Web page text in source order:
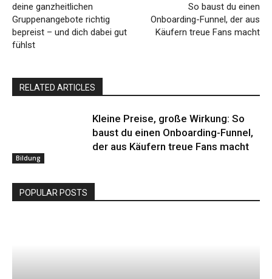
deine ganzheitlichen
Gruppenangebote richtig
bepreist – und dich dabei gut
fühlst
So baust du einen
Onboarding-Funnel, der aus
Käufern treue Fans macht
RELATED ARTICLES
Bildung
Kleine Preise, große Wirkung: So
baust du einen Onboarding-Funnel,
der aus Käufern treue Fans macht
POPULAR POSTS